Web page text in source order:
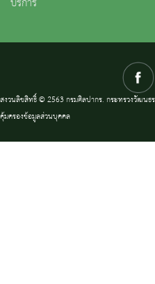
สงวนลิขสิทธิ์ © 2563 กรมศิลปากร. กระทรวงวัฒนธ
คุ้มครองข้อมูลส่วนบุคคล